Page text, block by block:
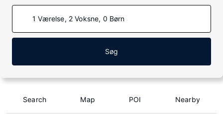
1 Værelse, 2 Voksne, 0 Børn
Søg
Search Map POI Nearby